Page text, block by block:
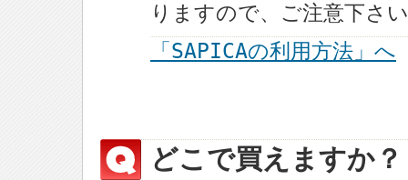
りますので、ご注意下さ
「SAPICAの利用方法」へ
どこで買えますか？